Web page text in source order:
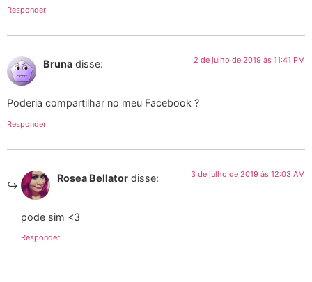
Responder
Bruna disse: 2 de julho de 2019 às 11:41 PM
Poderia compartilhar no meu Facebook ?
Responder
Rosea Bellator disse: 3 de julho de 2019 às 12:03 AM
pode sim <3
Responder